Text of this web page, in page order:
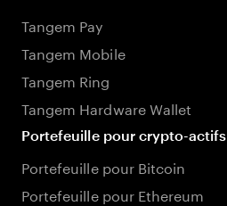
Tangem Pay
Tangem Mobile
Tangem Ring
Tangem Hardware Wallet
Portefeuille pour crypto-actifs
Portefeuille pour Bitcoin
Portefeuille pour Ethereum